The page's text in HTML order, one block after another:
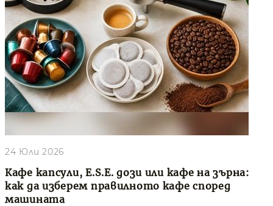
Кафе капсули, E.S.E. дози или кафе на зърна:
как да изберем правилното кафе според
машината
24 Юли 2026